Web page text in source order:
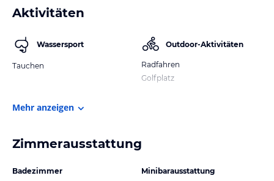
Aktivitäten
Wassersport
Tauchen
Outdoor-Aktivitäten
Radfahren
Golfplatz
Mehr anzeigen
Zimmerausstattung
Badezimmer
Minibarausstattung